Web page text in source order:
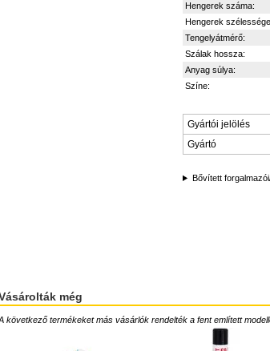
Hengerek száma:
Hengerek
Tengelyátmérő:
Szálak hossza:
Anyag súlya:
Színe:
Gyártói jelölés
Gyártó
Bővített
még
következő termékeket más vásárlók rendelték a fent említett